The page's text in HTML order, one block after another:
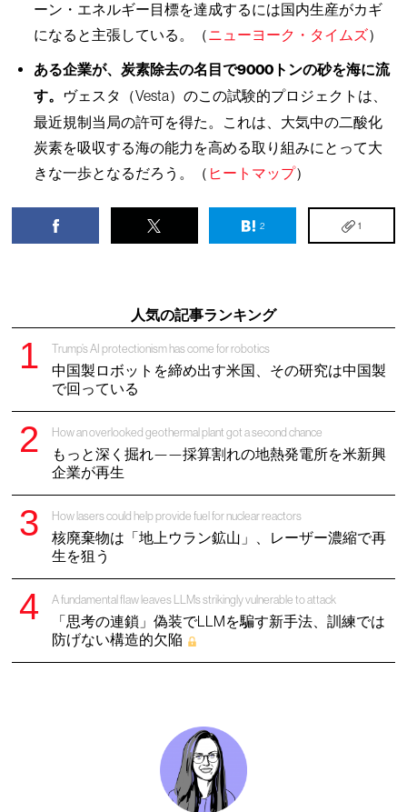
ーン・エネルギー目標を達成するには国内生産がカギ
になると主張している。（ニューヨーク・タイムズ）
ある企業が、炭素除去の名目で9000トンの砂を海に流
す。
ヴェスタ（Vesta）のこの試験的プロジェクトは、
最近規制当局の許可を得た。これは、大気中の二酸化
炭素を吸収する海の能力を高める取り組みにとって大
きな一歩となるだろう。（ ヒートマップ）
2 1
人気の記事ランキング
Trump’s AI protectionism has come for robotics
中国製ロボットを締め出す米国、その研究は中国製
で回っている
How an overlooked geothermal plant got a second chance
もっと深く掘れ——採算割れの地熱発電所を米新興
企業が再生
How lasers could help provide fuel for nuclear reactors
核廃棄物は「地上ウラン鉱山」、レーザー濃縮で再
生を狙う
A fundamental flaw leaves LLMs strikingly vulnerable to attack
「思考の連鎖」偽装でLLMを騙す新手法、訓練では
防げない構造的欠陥